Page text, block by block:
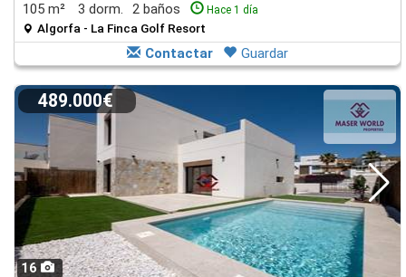
105 m² 3 dorm. 2 baños Hace 1 día
Algorfa - La Finca Golf Resort
Contactar Guardar
16
489.000€